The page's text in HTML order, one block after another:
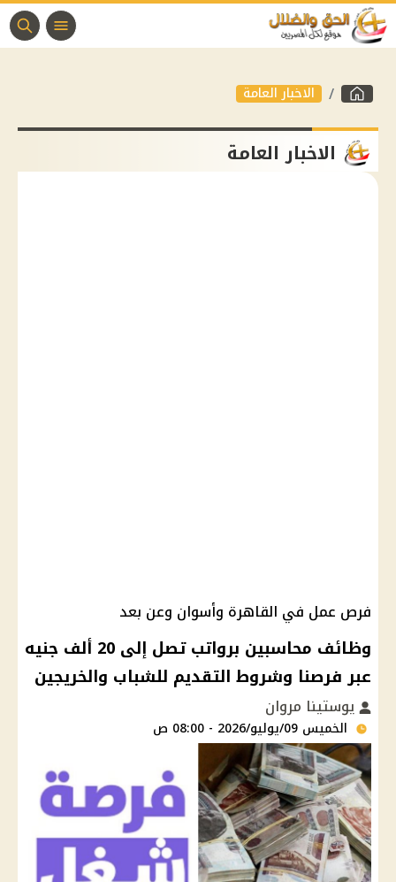
الاخبار العامة
الاخبار العامة
فرص عمل في القاهرة وأسوان وعن بعد
وظائف محاسبين برواتب تصل إلى 20 ألف جنيه
عبر فرصنا وشروط التقديم للشباب والخريجين
يوستينا مروان
الخميس 09/يوليو/2026 - 08:00 ص